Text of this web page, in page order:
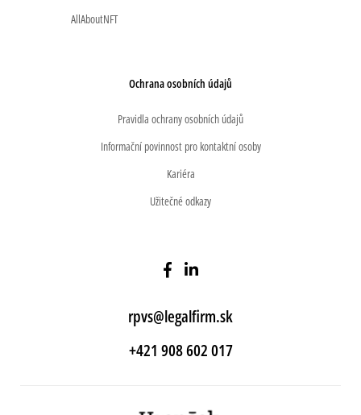
AllAboutNFT
Ochrana osobních údajů
Pravidla ochrany osobních údajů
Informační povinnost pro kontaktní osoby
Kariéra
Užitečné odkazy
rpvs@legalfirm.sk
+421 908 602 017